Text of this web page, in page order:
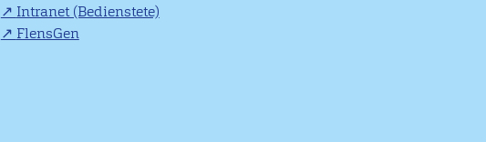
Intranet (Bedienstete)
FlensGen